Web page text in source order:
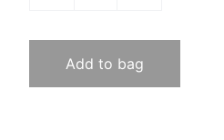
Add to bag